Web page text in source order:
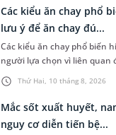
Thứ Hai, 10 tháng 8, 2026
Các kiểu ăn chay phổ
lưu ý để ăn chay đú...
Các kiểu ăn chay phổ biến
người lựa chọn vì liên quan
giáo hoặc lối sống lành
không phải ai cũng hiểu...
Mắc sốt xuất huyết,
nguy cơ diễn tiến bệ...